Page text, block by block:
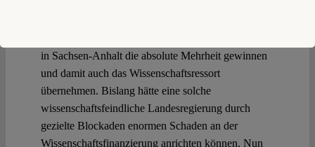
in Sachsen-Anhalt die absolute Mehrheit gewinnen
und damit auch das Wissenschaftsressort
übernehmen. Bislang hätte eine solche
wissenschaftsfeindliche Landesregierung durch
gezielte Blockaden enormen Schaden an der
Wissenschaftsfinanzierung anrichten können. Nun